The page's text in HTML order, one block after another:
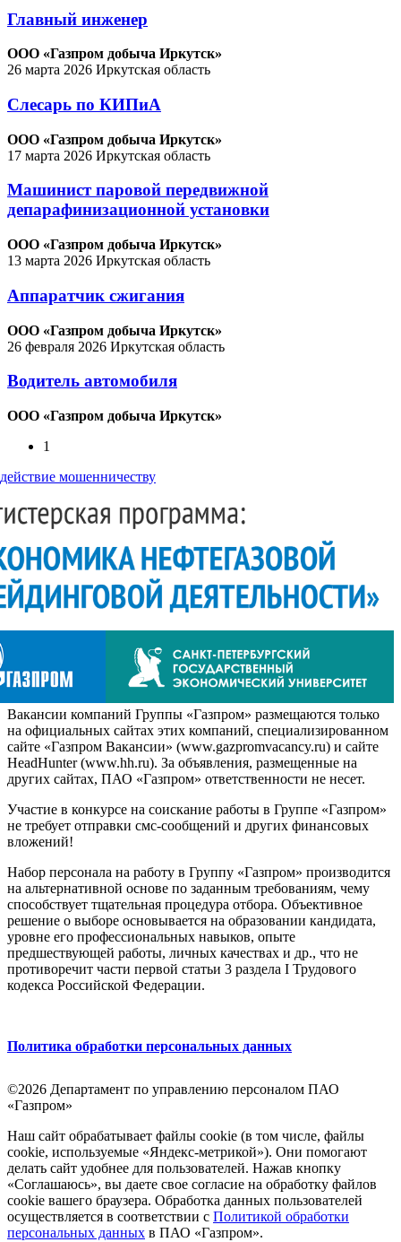
Главный инженер
ООО «Газпром добыча Иркутск»
26 марта 2026 Иркутская область
Слесарь по КИПиА
ООО «Газпром добыча Иркутск»
17 марта 2026 Иркутская область
Машинист паровой передвижной
депарафинизационной установки
ООО «Газпром добыча Иркутск»
13 марта 2026 Иркутская область
Аппаратчик сжигания
ООО «Газпром добыча Иркутск»
26 февраля 2026 Иркутская область
Водитель автомобиля
ООО «Газпром добыча Иркутск»
1
мошенничеству
Вакансии компаний Группы «Газпром» размещаются только
на официальных сайтах этих компаний, специализированном
сайте «Газпром Вакансии» (www.gazpromvacancy.ru) и сайте
HeadHunter (www.hh.ru). За объявления, размещенные на
других сайтах, ПАО «Газпром» ответственности не несет.
Участие в конкурсе на соискание работы в Группе «Газпром»
не требует отправки смс-сообщений и других финансовых
вложений!
Набор персонала на работу в Группу «Газпром» производится
на альтернативной основе по заданным требованиям, чему
способствует тщательная процедура отбора. Объективное
решение о выборе основывается на образовании кандидата,
уровне его профессиональных навыков, опыте
предшествующей работы, личных качествах и др., что не
противоречит части первой статьи 3 раздела I Трудового
кодекса Российской Федерации.
Политика обработки персональных данных
©2026 Департамент по управлению персоналом ПАО
«Газпром»
Наш сайт обрабатывает файлы cookie (в том числе, файлы
cookie, используемые «Яндекс-метрикой»). Они помогают
делать сайт удобнее для пользователей. Нажав кнопку
«Соглашаюсь», вы даете свое согласие на обработку файлов
cookie вашего браузера. Обработка данных пользователей
осуществляется в соответствии с Политикой обработки
персональных данных в ПАО «Газпром».